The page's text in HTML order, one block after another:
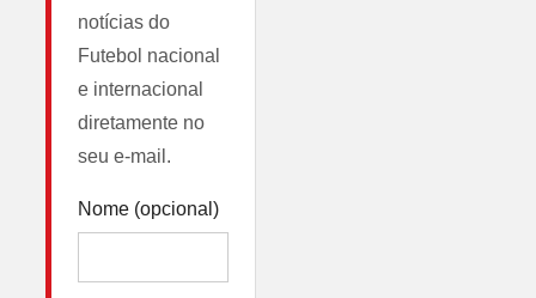
notícias do
Futebol nacional
e internacional
diretamente no
seu e-mail.
Nome (opcional)